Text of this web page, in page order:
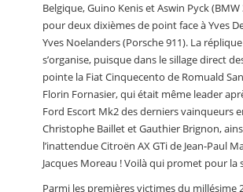
Belgique, Guino Kenis et Aswin Pyck
pour deux dixièmes de point face à Yves
Yves Noelanders (Porsche 911). La
s’organise, puisque dans le sillage direct
pointe la Fiat Cinquecento de Romuald
Florin Fornasier, qui était même leader
Ford Escort Mk2 des derniers vainqueurs
Christophe Baillet et Gauthier Brignon,
l’inattendue Citroën AX GTi de Jean-Paul
Jacques Moreau ! Voilà qui promet pour la
Parmi les premières victimes du millésime